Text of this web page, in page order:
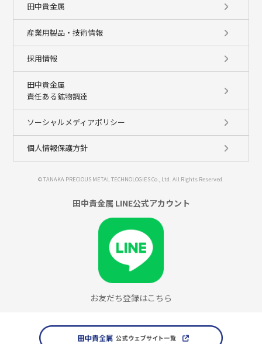
田中貴金属
産業用製品・技術情報
採用情報
田中貴金属
責任ある鉱物調達
ソーシャルメディアポリシー
個人情報保護方針
© TANAKA PRECIOUS METAL TECHNOLOGIES Co., Ltd. All Rights Reserved.
田中貴金属 LINE公式アカウント
お友だち登録はこちら